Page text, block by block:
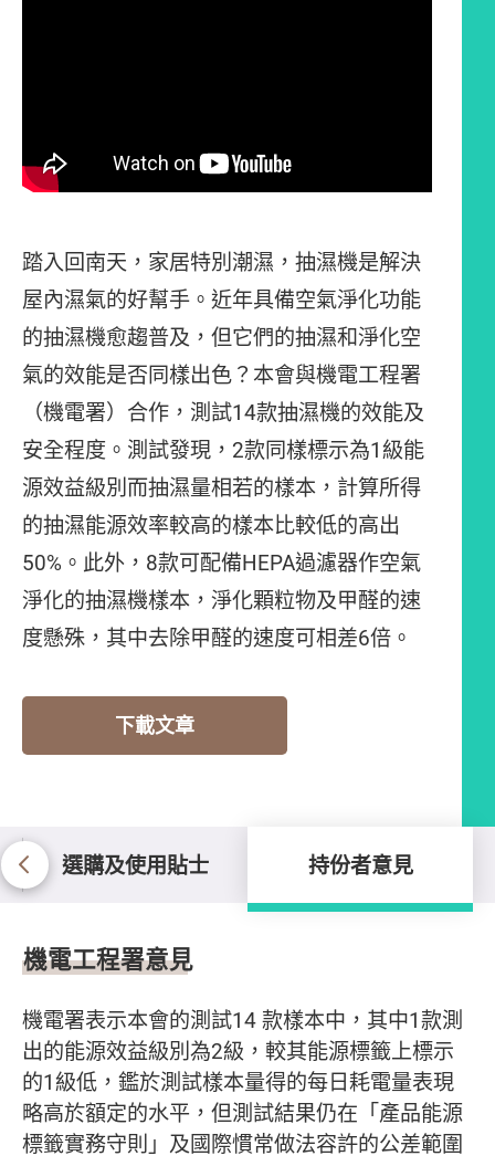
踏入回南天，家居特別潮濕，抽濕機是解決
屋內濕氣的好幫手。近年具備空氣淨化功能
的抽濕機愈趨普及，但它們的抽濕和淨化空
氣的效能是否同樣出色？本會與機電工程署
（機電署）合作，測試14款抽濕機的效能及
安全程度。測試發現，2款同樣標示為1級能
源效益級別而抽濕量相若的樣本，計算所得
的抽濕能源效率較高的樣本比較低的高出
50%。此外，8款可配備HEPA過濾器作空氣
淨化的抽濕機樣本，淨化顆粒物及甲醛的速
度懸殊，其中去除甲醛的速度可相差6倍。
下載文章
選購及使用貼士 持份者意見
機電工程署意見
機電署表示本會的測試14 款樣本中，其中1款測
出的能源效益級別為2級，較其能源標籤上標示
的1級低，鑑於測試樣本量得的每日耗電量表現
略高於額定的水平，但測試結果仍在「產品能源
標籤實務守則」及國際慣常做法容許的公差範圍